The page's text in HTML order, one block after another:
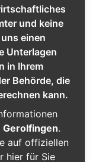
und keine
einen
Unterlagen
in Ihrem
Behörde, die
kann.
Gerolfingen.
auf offiziellen
hier für Sie